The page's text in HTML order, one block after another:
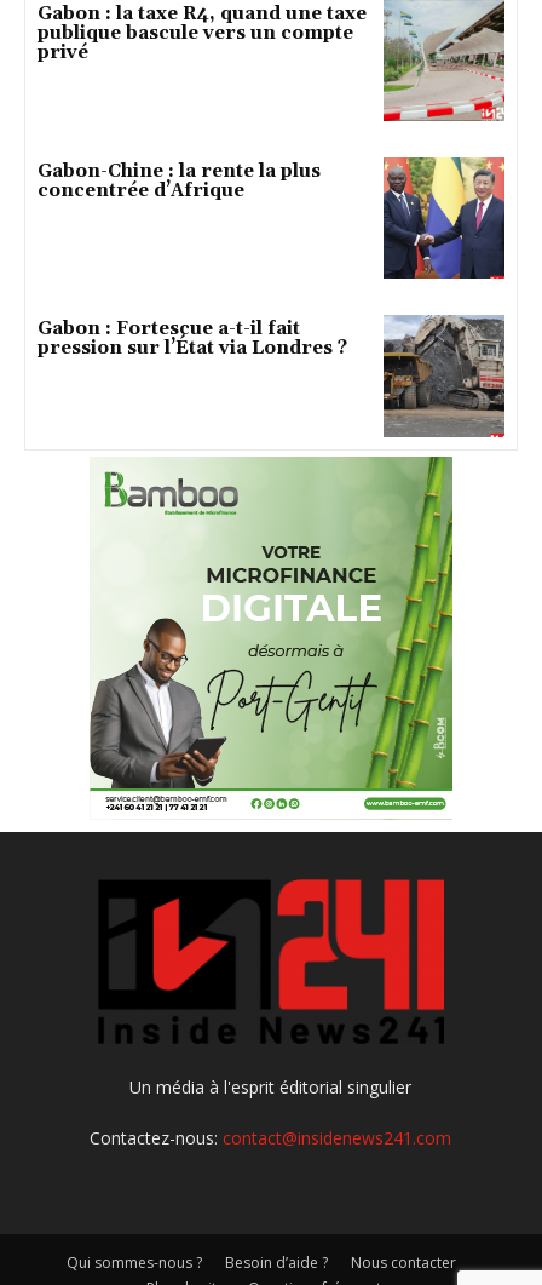
Gabon : la taxe R4, quand une taxe
publique bascule vers un compte
privé
Gabon-Chine : la rente la plus
concentrée d’Afrique
Gabon : Fortescue a-t-il fait
pression sur l’État via Londres ?
Un média à l'esprit éditorial singulier
Contactez-nous:contact@insidenews241.com
Qui sommes-nous ? Besoin d’aide ?
Nous contacter